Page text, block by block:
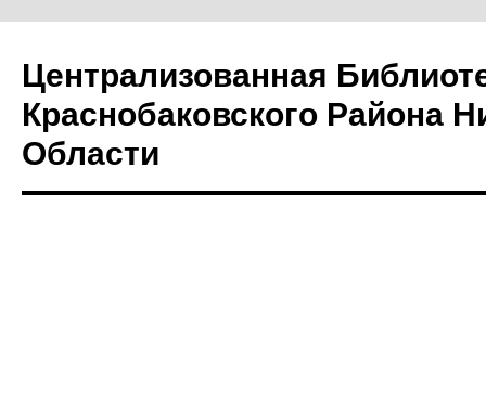
Централизованная
Краснобаковского Района
Области